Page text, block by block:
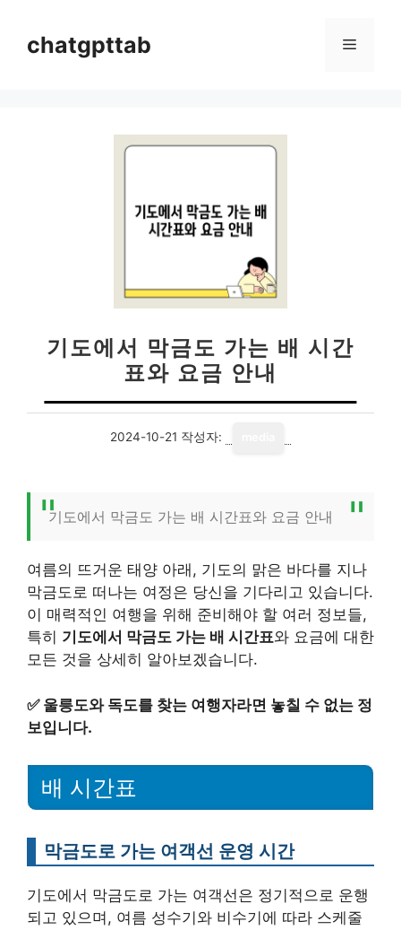
chatgpttab 메
기도에서 막금도 가는 배 시간
표와 요금 안내
2024-10-21 작성자:
기도에서 막금도 가는 배 시간표와 요금 안내
여름의 뜨거운 태양 아래, 기도의 맑은 바다를 지나
막금도로 떠나는 여정은 당신을 기다리고 있습니다.
이 매력적인 여행을 위해 준비해야 할 여러 정보들,
특히 기도에서 막금도 가는 배 시간표와 요금에 대한
모든 것을 상세히 알아보겠습니다.
✅ 울릉도와 독도를 찾는 여행자라면 놓칠 수 없는 정
보입니다.
배 시간표
막금도로 가는 여객선 운영 시간
기도에서 막금도로 가는 여객선은 정기적으로 운행
되고 있으며, 여름 성수기와 비수기에 따라 스케줄